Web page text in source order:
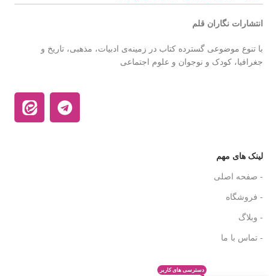
انتشارات نگاران قلم
با تنوع موضوعی گسترده کتاب در زمینه‌ی ادبیات، مذهبی، تاریخ و
جغرافیا، کودک و نوجوان و علوم اجتماعی
لینک های مهم
- صفحه اصلی
- فروشگاه
- وبلاگ
- تماس با ما
دسترسی های کاربر